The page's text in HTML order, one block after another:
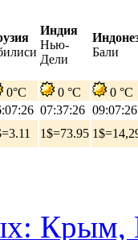
Индия
Нью-
Дели
Бали
0°C 0 °C 0 °C
07:37:27 09:07:27
1$=73.95